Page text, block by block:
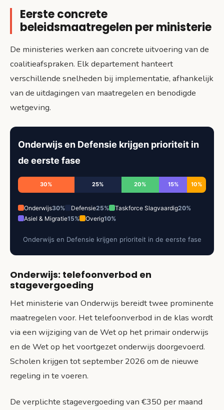
Eerste concrete
beleidsmaatregelen per ministerie
De ministeries werken aan concrete uitvoering van de
coalitieafspraken. Elk departement hanteert
verschillende snelheden bij implementatie, afhankelijk
van de uitdagingen van maatregelen en benodigde
wetgeving.
Onderwijs en Defensie krijgen prioriteit in
de eerste fase
30% 25% 20% 15% 10%
Onderwijs30% Defensie25% Taskforce Slagvaardig20%
Asiel & Migratie15% Overig10%
Onderwijs en Defensie krijgen prioriteit in de eerste fase
Onderwijs: telefoonverbod en
stagevergoeding
Het ministerie van Onderwijs bereidt twee prominente
maatregelen voor. Het telefoonverbod in de klas wordt
via een wijziging van de Wet op het primair onderwijs
en de Wet op het voortgezet onderwijs doorgevoerd.
Scholen krijgen tot september 2026 om de nieuwe
regeling in te voeren.
De verplichte stagevergoeding van €350 per maand